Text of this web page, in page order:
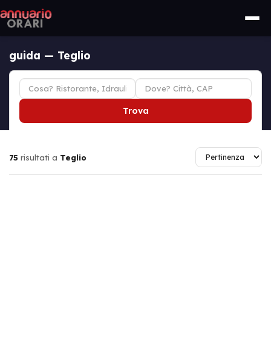
guida — Teglio
Trova
75 risultati a Teglio